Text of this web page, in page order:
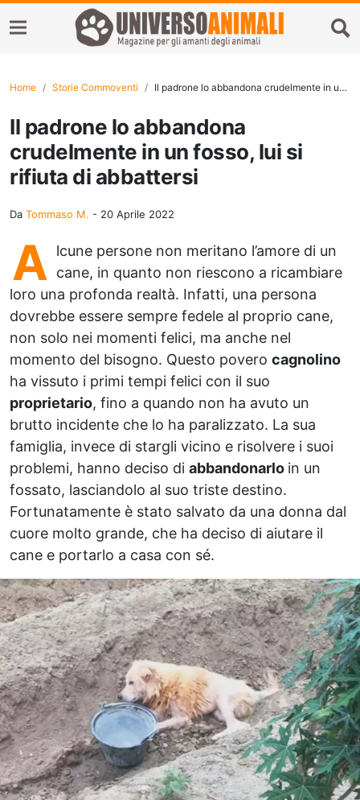
Home Storie Commoventi Il padrone lo abbandona crudelmente in un fosso, lui si rifiuta di abbattersi
Il padrone lo abbandona
crudelmente in un fosso, lui si
rifiuta di abbattersi
Da Tommaso M. - 20 Aprile 2022
A
lcune persone non meritano l’amore di un
cane, in quanto non riescono a ricambiare
loro una profonda realtà. Infatti, una persona
dovrebbe essere sempre fedele al proprio cane,
non solo nei momenti felici, ma anche nel
momento del bisogno. Questo povero cagnolino
ha vissuto i primi tempi felici con il suo
proprietario, fino a quando non ha avuto un
brutto incidente che lo ha paralizzato. La sua
famiglia, invece di stargli vicino e risolvere i suoi
problemi, hanno deciso di abbandonarlo in un
fossato, lasciandolo al suo triste destino.
Fortunatamente è stato salvato da una donna dal
cuore molto grande, che ha deciso di aiutare il
cane e portarlo a casa con sé.